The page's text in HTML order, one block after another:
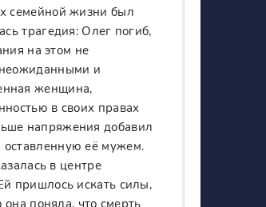
семейной жизни был
трагедия: Олег погиб,
на этом не
неожиданными и
женщина,
в своих правах
напряжения добавил
оставленную её мужем.
в центре
пришлось искать силы,